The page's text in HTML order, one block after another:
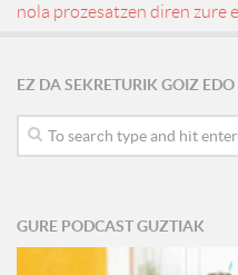
nola prozesatzen diren zure
EZ DA SEKRETURIK GOIZ
GURE PODCAST GUZTIAK